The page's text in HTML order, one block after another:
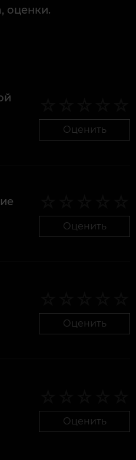
оценки.
Оценить
Оценить
Оценить
Оценить